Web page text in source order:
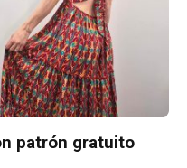
patrón gratuito